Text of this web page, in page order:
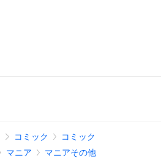
コミック
コミック
マニア マニアその他